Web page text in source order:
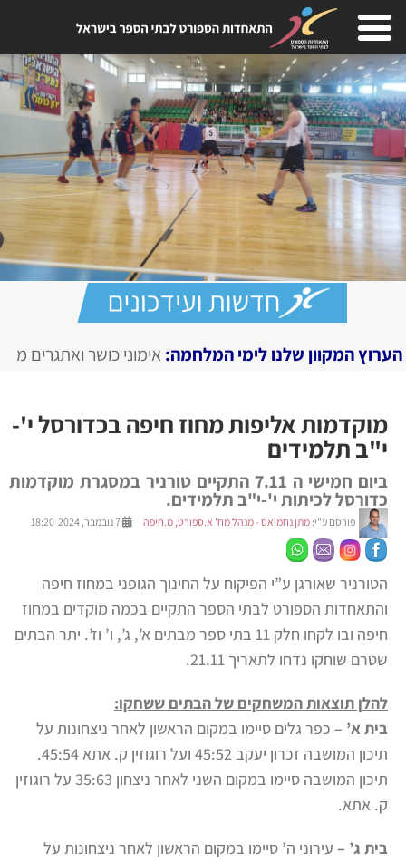
לימי המלחמה:אימוני כושר ואתגרים מצולמים, מגזין
מוקדמות אליפות מחוז חיפה בכדורסל י'-
י"ב תלמידים
ביום חמישי ה 7.11 התקיים טורניר במסגרת מוקדמות
כדורסל לכיתות י'-י"ב תלמידים.
פורסם ע"י: מתן נחמיאס - מנהל מח' א.ספורט, מ.חיפה
הטורניר שאורגן ע”י הפיקוח על החינוך הגופני במחוז חיפה
והתאחדות הספורט לבתי הספר התקיים בכמה מוקדים במחוז
חיפה ובו לקחו חלק 11 בתי ספר מבתים א’, ג’, ו’ וז’. יתר הבתים
שטרם שוחקו נדחו לתאריך 21.11.
להלן תוצאות המשחקים של הבתים ששחקו:
בית א’ – כפר גלים סיימו במקום הראשון לאחר ניצחונות על
תיכון המושבה זכרון יעקב 45:52 ועל רוגוזין ק. אתא 45:54.
תיכון המושבה סיימו במקום השני לאחר ניצחון 35:63 על רוגוזין
ק. אתא.
בית ג’ – עירוני ה’ סיימו במקום הראשון לאחר ניצחונות על